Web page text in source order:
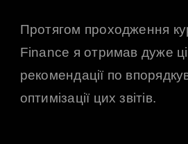
Протягом проходження
Finance я отримав дуже
рекомендації по
оптимізації цих звітів.